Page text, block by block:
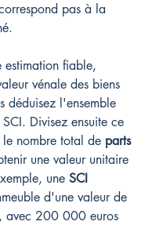
pas à la
estimation fiable,
vénale des biens
déduisez l'ensemble
Divisez ensuite ce
nombre total de parts
une valeur unitaire
une SCI
d'une valeur de
avec 200 000 euros